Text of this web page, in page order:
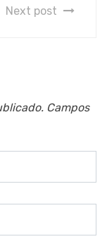
Next post
Campos